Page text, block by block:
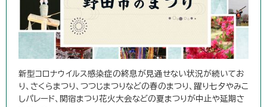
新型コロナウイルス感染症の終息が見通せない状況が続いてお
り、さくらまつり、つつじまつりなどの春のまつり、躍り七夕やみこ
しパレード、関宿まつり花火大会などの夏まつりが中止や延期さ